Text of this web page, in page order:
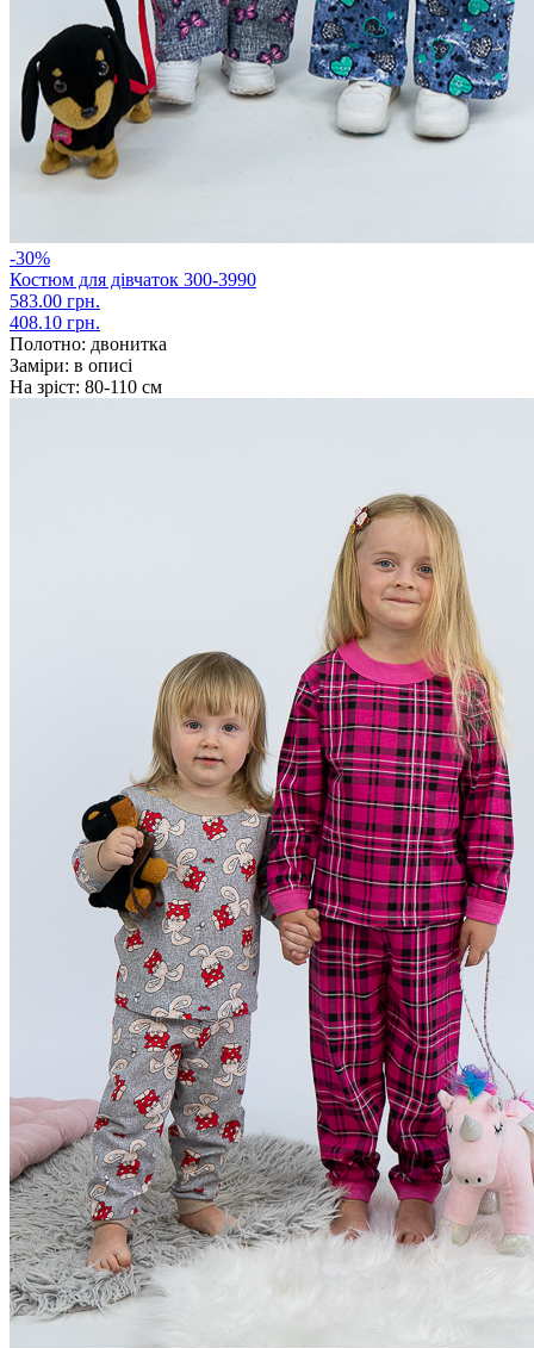
-30%
Костюм для дівчаток 300-3990
583.00 грн.
408.10 грн.
Полотно: двонитка
Заміри: в описі
На зріст: 80-110 см